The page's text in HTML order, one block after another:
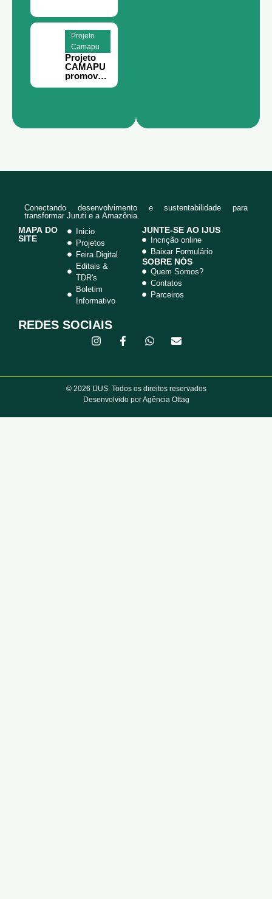
e
Planejame
nto
Estratégic
o em
Juruti
Projeto
Camapu
Projeto
CAMAPU
promove
des rurais
Conectando desenvolvimento e sustentabilidade para
transformar Juruti e a Amazônia.
MAPA DO
SITE
Inicio
Projetos
Feira Digital
Editais &
TDR's
Boletim
Informativo
JUNTE-SE AO IJUS
Incrição online
Baixar Formulário
SOBRE NÓS
Quem Somos?
Contatos
Parceiros
REDES SOCIAIS
© 2026 IJUS. Todos os direitos reservados
Desenvolvido por Agência Ottag